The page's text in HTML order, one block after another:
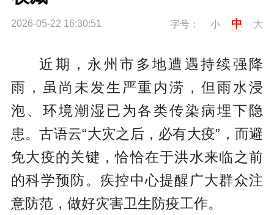
2026-05-22 16:30:51 字号： 小 中 大
近期，永州市多地遭遇持续强降
雨，虽尚未发生严重内涝，但雨水浸
泡、环境潮湿已为各类传染病埋下隐
患。古语云“大灾之后，必有大疫”，而避
免大疫的关键，恰恰在于洪水来临之前
的科学预防。疾控中心提醒广大群众注
意防范，做好灾害卫生防疫工作。